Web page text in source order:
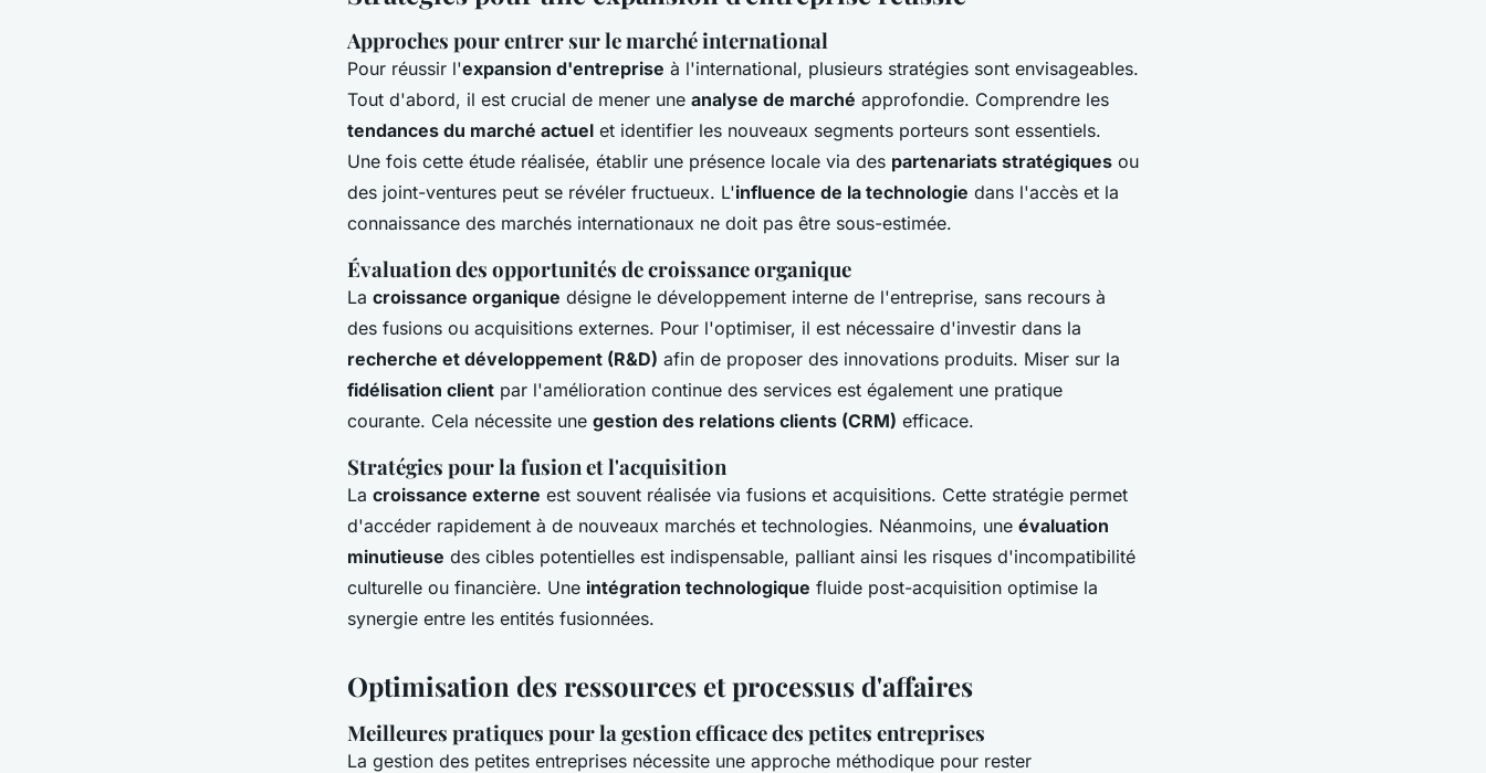
Approches pour entrer sur le marché international
Pour réussir l'expansion d'entreprise à l'international, plusieurs stratégies sont envisageables.
Tout d'abord, il est crucial de mener une analyse de marché approfondie. Comprendre les
tendances du marché actuel et identifier les nouveaux segments porteurs sont essentiels.
Une fois cette étude réalisée, établir une présence locale via des partenariats stratégiques ou
des joint-ventures peut se révéler fructueux. L'influence de la technologie dans l'accès et la
connaissance des marchés internationaux ne doit pas être sous-estimée.
Évaluation des opportunités de croissance organique
La croissance organique désigne le développement interne de l'entreprise, sans recours à
des fusions ou acquisitions externes. Pour l'optimiser, il est nécessaire d'investir dans la
recherche et développement (R&D) afin de proposer des innovations produits. Miser sur la
fidélisation client par l'amélioration continue des services est également une pratique
courante. Cela nécessite une gestion des relations clients (CRM) efficace.
Stratégies pour la fusion et l'acquisition
La croissance externe est souvent réalisée via fusions et acquisitions. Cette stratégie permet
d'accéder rapidement à de nouveaux marchés et technologies. Néanmoins, une évaluation
minutieuse des cibles potentielles est indispensable, palliant ainsi les risques d'incompatibilité
culturelle ou financière. Une intégration technologique fluide post-acquisition optimise la
synergie entre les entités fusionnées.
Optimisation des ressources et processus d'affaires
Meilleures pratiques pour la gestion efficace des petites entreprises
La gestion des petites entreprises nécessite une approche méthodique pour rester